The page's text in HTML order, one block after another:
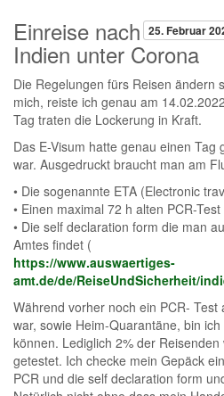
25. Februar
Einreise nach
Indien unter Corona
Die Regelungen fürs Reisen ändern
mich, reiste ich genau am
Tag traten die Lockerung in Kraft.
Das E-Visum hatte genau einen Tag
war. Ausgedruckt braucht man am
• Die sogenannte ETA (Electronic
• Einen maximal 72 h alten PCR-
• Die self declaration form die man
Amtes findet (
https://www.auswaertiges-
amt.de/de/ReiseUndSicherheit/
Während vorher noch ein PCR-
war, sowie Heim-Quarantäne, bin
können. Lediglich 2% der
getestet. Ich checke mein Gepäck
PCR und die self declaration form